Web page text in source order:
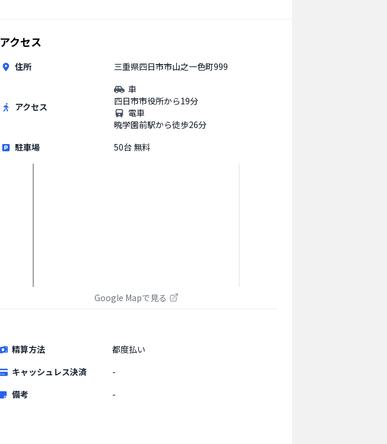
アクセス
住所 三重県四日市市山之一色町999
アクセス
車
四日市市役所から19分
電車
暁学園前駅から徒歩26分
駐車場
50台 無料
Google Mapで見る
精算方法
都度払い
キャッシュレス決済
-
備考
-